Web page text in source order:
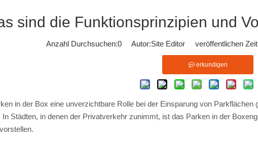
sind die Funktionsprinzipien und
Anzahl Durchsuchen:0Autor:Site Editor veröffentlichen
erkundigen
in der Box eine unverzichtbare Rolle bei der Einsparung von
Städten, in denen der Privatverkehr zunimmt, ist das Parken in der